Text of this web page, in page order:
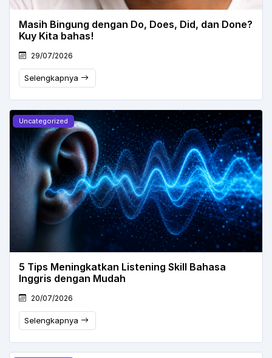
Masih Bingung dengan Do, Does, Did, dan Done?
Kuy Kita bahas!
29/07/2026
Selengkapnya
Uncategorized
5 Tips Meningkatkan Listening Skill Bahasa
Inggris dengan Mudah
20/07/2026
Selengkapnya